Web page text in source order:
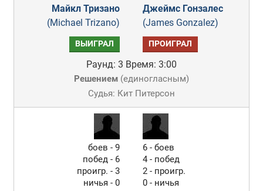
Майкл Тризано
(Michael Trizano)
Джеймс Гонзалес
(James Gonzalez)
ВЫИГРАЛ ПРОИГРАЛ
Раунд: 3 Время: 3:00
Решением(единогласным)
Судья: Кит Питерсон
боев - 9
побед - 6
проигр. - 3
ничья - 0
6 - боев
4 - побед
2 - проигр.
0 - ничья